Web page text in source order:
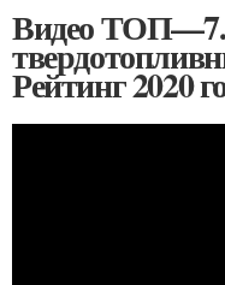
Видео
Рейтинг 2020